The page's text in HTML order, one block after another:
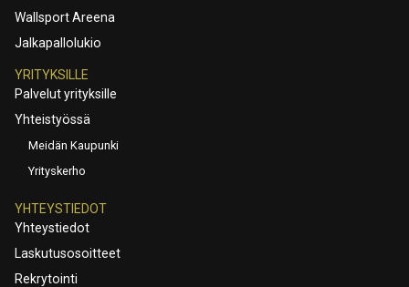
Wallsport Areena
Jalkapallolukio
YRITYKSILLE
Palvelut yrityksille
Yhteistyössä
Meidän Kaupunki
Yrityskerho
YHTEYSTIEDOT
Yhteystiedot
Laskutusosoitteet
Rekrytointi